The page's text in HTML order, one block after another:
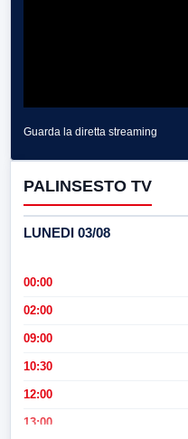
Guarda la diretta streaming
PALINSESTO TV
LUNEDI 03/08
00:00
02:00
09:00
10:30
12:00
13:00